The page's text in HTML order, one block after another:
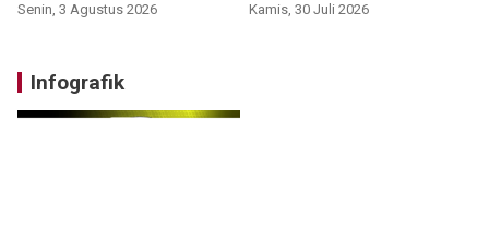
Senin, 3 Agustus 2026 Kamis, 30 Juli 2026
Infografik